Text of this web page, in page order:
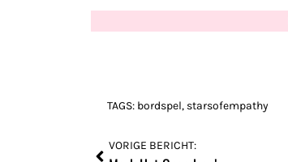
TAGS: bordspel, starsofempathy
VORIGE BERICHT: